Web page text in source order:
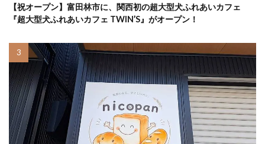
【祝オープン】富田林市に、関西初の超大型犬ふれあいカフェ
『超大型犬ふれあいカフェ TWIN’S』がオープン！